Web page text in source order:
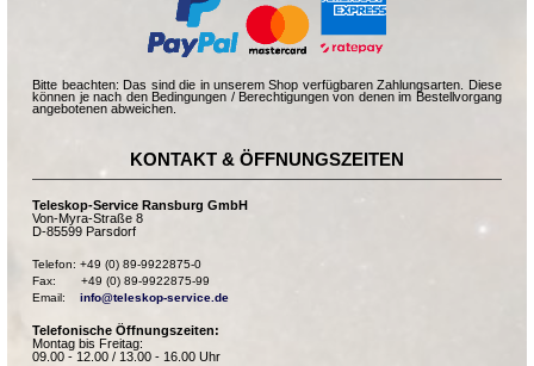
Bitte beachten: Das sind die in unserem Shop verfügbaren Zahlungsarten. Diese
können je nach den Bedingungen / Berechtigungen von denen im Bestellvorgang
angebotenen abweichen.
KONTAKT & ÖFFNUNGSZEITEN
Teleskop-Service Ransburg GmbH
Von-Myra-Straße 8
D-85599 Parsdorf
Telefon: +49 (0) 89-9922875-0
Fax:       +49 (0) 89-9922875-99
Email: info@teleskop-service.de
Telefonische Öffnungszeiten:
Montag bis Freitag:
09.00 - 12.00 / 13.00 - 16.00 Uhr